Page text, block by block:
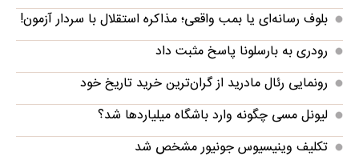
بلوف رسانه‌ای یا بمب واقعی؛ مذاکره استقلال با سردار آزمون!
رودری به بارسلونا پاسخ مثبت داد
رونمایی رئال مادرید از گران‌ترین خرید تاریخ خود
لیونل مسی چگونه وارد باشگاه میلیاردها شد؟
تکلیف وینیسیوس جونیور مشخص شد